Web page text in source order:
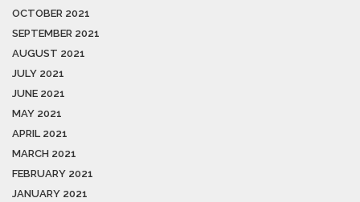
OCTOBER 2021
SEPTEMBER 2021
AUGUST 2021
JULY 2021
JUNE 2021
MAY 2021
APRIL 2021
MARCH 2021
FEBRUARY 2021
JANUARY 2021